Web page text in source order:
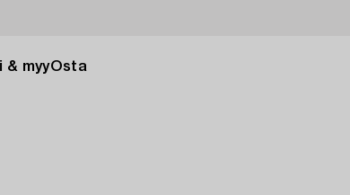
& myyOsta